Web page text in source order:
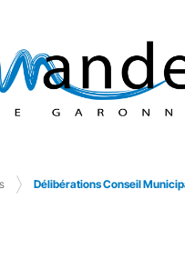
Délibérations Conseil